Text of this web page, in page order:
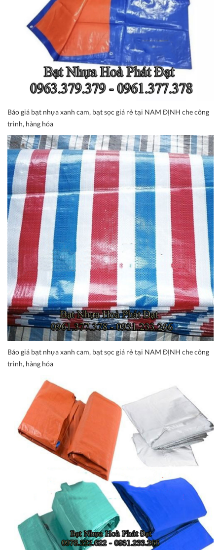
Báo giá bạt nhựa xanh cam, bạt sọc giá rẻ tại NAM ĐỊNH che công
trình, hàng hóa
Báo giá bạt nhựa xanh cam, bạt sọc giá rẻ tại NAM ĐỊNH che công
trình, hàng hóa